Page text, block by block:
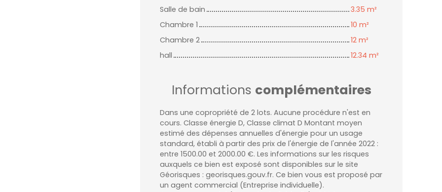
Salle de bain
3.35 m²
Chambre 1
10 m²
Chambre 2
12 m²
hall
12.34 m²
Informations complémentaires
Dans une copropriété de 2 lots. Aucune procédure n'est en
cours. Classe énergie D, Classe climat D Montant moyen
estimé des dépenses annuelles d'énergie pour un usage
standard, établi à partir des prix de l'énergie de l'année 2022 :
entre 1500.00 et 2000.00 €. Les informations sur les risques
auxquels ce bien est exposé sont disponibles sur le site
Géorisques : georisques.gouv.fr. Ce bien vous est proposé par
un agent commercial (Entreprise individuelle).